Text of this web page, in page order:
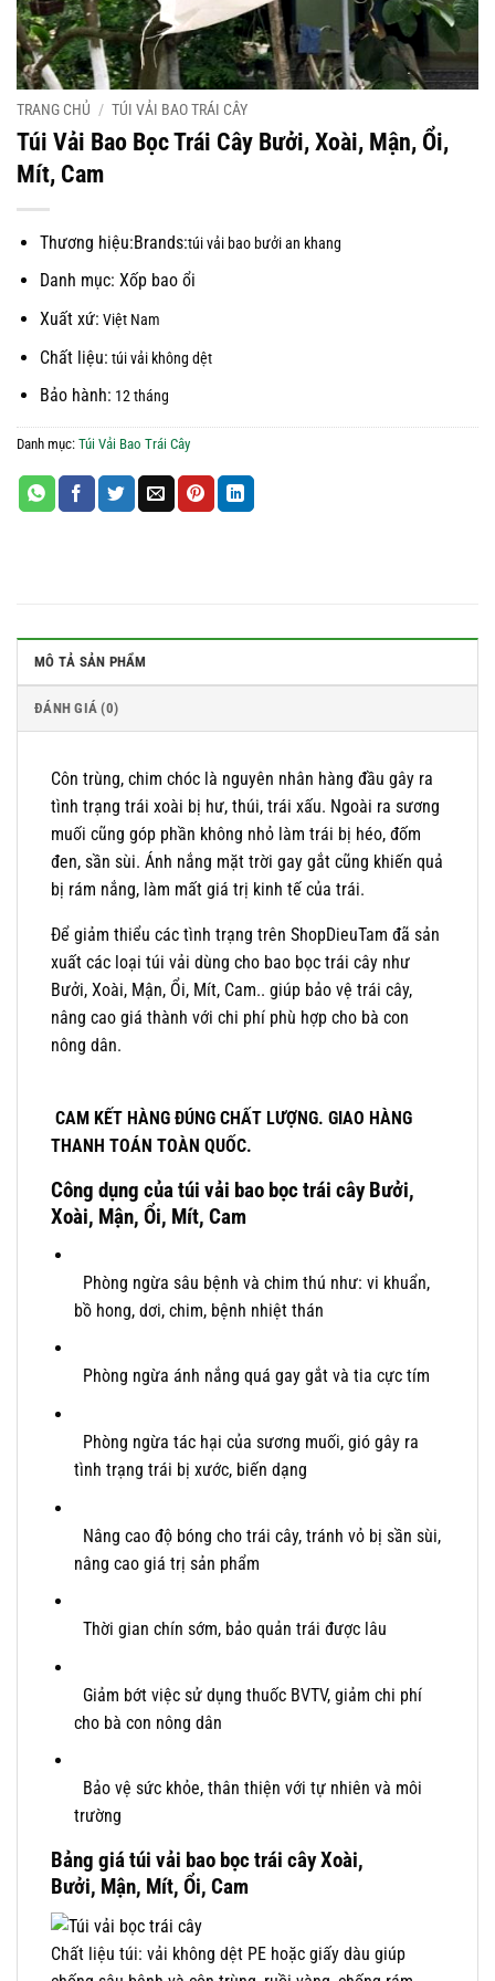
TRANG CHỦ / TÚI VẢI BAO TRÁI CÂY
Túi Vải Bao Bọc Trái Cây Bưởi, Xoài, Mận, Ổi,
Mít, Cam
Thương hiệu:Brands:túi vải bao bưởi an khang
Danh mục: Xốp bao ổi
Xuất xứ: Việt Nam
Chất liệu: túi vải không dệt
Bảo hành: 12 tháng
Danh mục: Túi Vải Bao Trái Cây
MÔ TẢ SẢN PHẨM
ĐÁNH GIÁ (0)
Côn trùng, chim chóc là nguyên nhân hàng đầu gây ra
tình trạng trái xoài bị hư, thúi, trái xấu. Ngoài ra sương
muối cũng góp phần không nhỏ làm trái bị héo, đốm
đen, sần sùi. Ánh nắng mặt trời gay gắt cũng khiến quả
bị rám nắng, làm mất giá trị kinh tế của trái.
Để giảm thiểu các tình trạng trên ShopDieuTam đã sản
xuất các loại túi vải dùng cho bao bọc trái cây như
Bưởi, Xoài, Mận, Ổi, Mít, Cam.. giúp bảo vệ trái cây,
nâng cao giá thành với chi phí phù hợp cho bà con
nông dân.
CAM KẾT HÀNG ĐÚNG CHẤT LƯỢNG. GIAO HÀNG
THANH TOÁN TOÀN QUỐC.
Công dụng của túi vải bao bọc trái cây Bưởi,
Xoài, Mận, Ổi, Mít, Cam
Phòng ngừa sâu bệnh và chim thú như: vi khuẩn,
bồ hong, dơi, chim, bệnh nhiệt thán
Phòng ngừa ánh nắng quá gay gắt và tia cực tím
Phòng ngừa tác hại của sương muối, gió gây ra
tình trạng trái bị xước, biến dạng
Nâng cao độ bóng cho trái cây, tránh vỏ bị sần sùi,
nâng cao giá trị sản phẩm
Thời gian chín sớm, bảo quản trái được lâu
Giảm bớt việc sử dụng thuốc BVTV, giảm chi phí
cho bà con nông dân
Bảo vệ sức khỏe, thân thiện với tự nhiên và môi
trường
Bảng giá túi vải bao bọc trái cây Xoài,
Bưởi, Mận, Mít, Ổi, Cam
Chất liệu túi: vải không dệt PE hoặc giấy dàu giúp